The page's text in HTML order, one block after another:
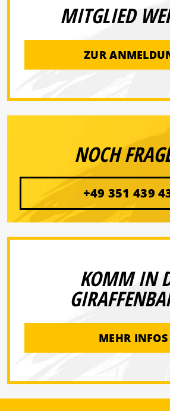
MITGLIED
ZUR
NOCH
+49 351 439
KOMM IN
MEHR INFOS